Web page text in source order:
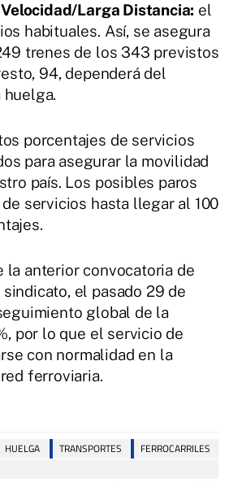
Larga Distancia: el
habituales. Así, se asegura
trenes de los 343 previstos
94, dependerá del
porcentajes de servicios
para asegurar la movilidad
país. Los posibles paros
servicios hasta llegar al 100
la anterior convocatoria de
el pasado 29 de
global de la
por lo que el servicio de
con normalidad en la
ferroviaria.
HUELGA TRANSPORTES
FERROCARRILES